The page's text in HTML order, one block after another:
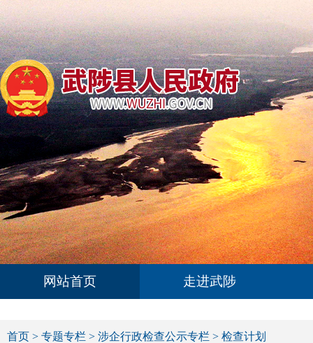
网站首页 走进武陟
首页 > 专题专栏 > 涉企行政检查公示专栏 > 检查计划